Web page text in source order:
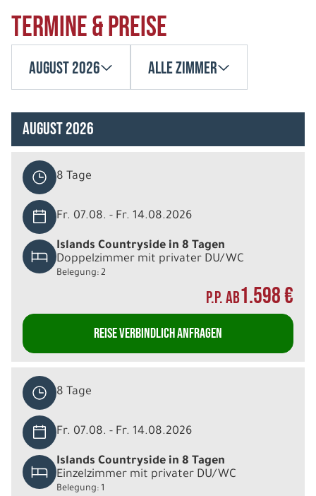
Termine & Preise
August 2026 Alle Zimmer
August 2026
8 Tage
Fr. 07.08. - Fr. 14.08.2026
Islands Countryside in 8 Tagen
Doppelzimmer mit privater DU/WC
Belegung: 2
P.P. AB1.598 €
REISE VERBINDLICH ANFRAGEN
8 Tage
Fr. 07.08. - Fr. 14.08.2026
Islands Countryside in 8 Tagen
Einzelzimmer mit privater DU/WC
Belegung: 1